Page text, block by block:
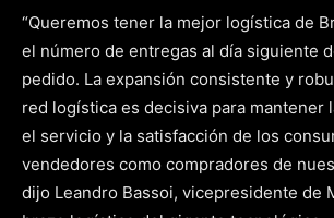
“Queremos tener la mejor logística de
el número de entregas al día siguiente
pedido. La expansión consistente y
red logística es decisiva para mantener
el servicio y la satisfacción de los
vendedores como compradores de
dijo Leandro Bassoi, vicepresidente de